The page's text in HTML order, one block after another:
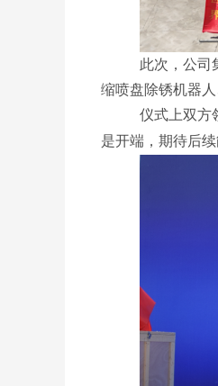
此次，公司
缩喷盘除锈机器
仪式上双方
是开端，期待后